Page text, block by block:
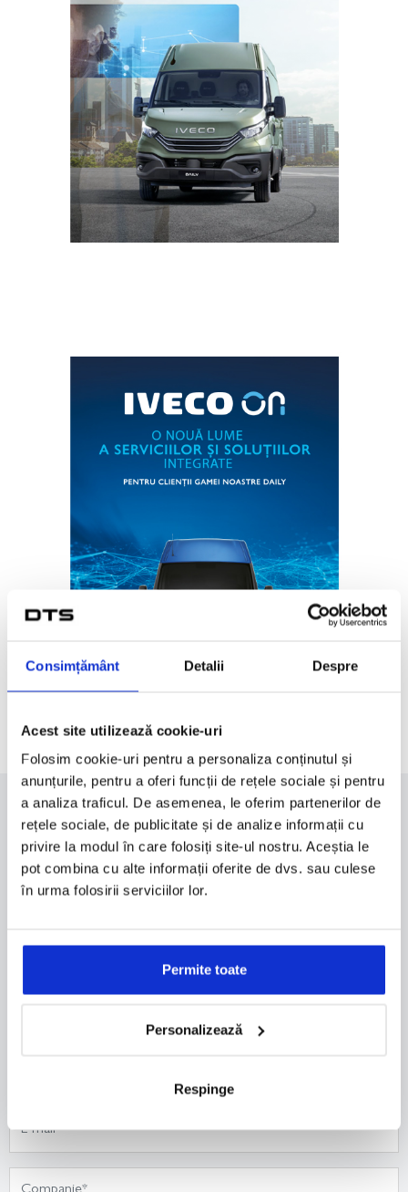
Consimțământ Detalii Despre
Acest site utilizează cookie-uri
Folosim cookie-uri pentru a personaliza conținutul și
anunțurile, pentru a oferi funcții de rețele sociale și pentru
a analiza traficul. De asemenea, le oferim partenerilor de
rețele sociale, de publicitate și de analize informații cu
privire la modul în care folosiți site-ul nostru. Aceștia le
pot combina cu alte informații oferite de dvs. sau culese
în urma folosirii serviciilor lor.
Permite toate
Personalizează
Respinge
Ai nevoie de informații suplimentare?
Consultanții noștri îți vor oferi gratuit cele mai viabile soluții
pentru nevoile tale. Contactează-ne acum!